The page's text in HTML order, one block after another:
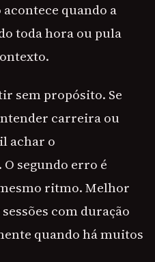
quando a
toda hora ou pula
sem propósito. Se
carreira ou
achar o
segundo erro é
ritmo. Melhor
com duração
quando há muitos